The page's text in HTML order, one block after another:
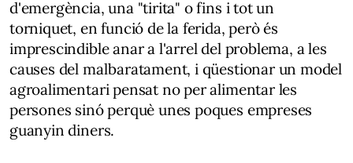
d'emergència, una "tirita" o fins i tot un
torniquet, en funció de la ferida, però és
imprescindible anar a l'arrel del problema, a les
causes del malbaratament, i qüestionar un model
agroalimentari pensat no per alimentar les
persones sinó perquè unes poques empreses
guanyin diners.